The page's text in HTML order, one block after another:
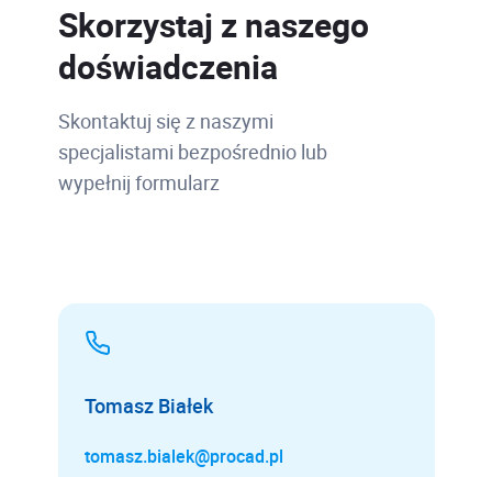
Skorzystaj z naszego
doświadczenia
Skontaktuj się z naszymi
specjalistami bezpośrednio lub
wypełnij formularz
Tomasz Białek
tomasz.bialek@procad.pl